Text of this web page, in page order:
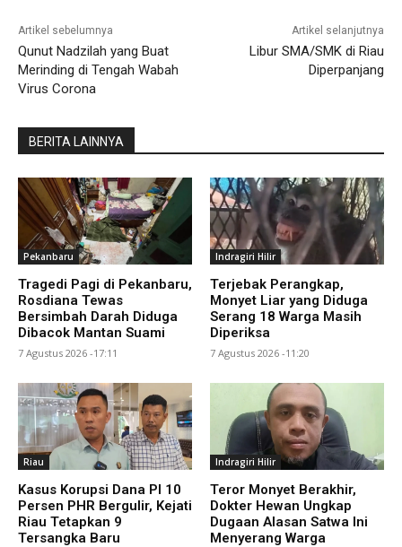
Artikel sebelumnya
Qunut Nadzilah yang Buat
Merinding di Tengah Wabah
Virus Corona
Artikel selanjutnya
Libur SMA/SMK di Riau
Diperpanjang
BERITA LAINNYA
Pekanbaru
Tragedi Pagi di Pekanbaru,
Rosdiana Tewas
Bersimbah Darah Diduga
Dibacok Mantan Suami
7 Agustus 2026 -17:11
Indragiri Hilir
Terjebak Perangkap,
Monyet Liar yang Diduga
Serang 18 Warga Masih
Diperiksa
7 Agustus 2026 -11:20
Riau
Kasus Korupsi Dana PI 10
Persen PHR Bergulir, Kejati
Riau Tetapkan 9
Tersangka Baru
Indragiri Hilir
Teror Monyet Berakhir,
Dokter Hewan Ungkap
Dugaan Alasan Satwa Ini
Menyerang Warga